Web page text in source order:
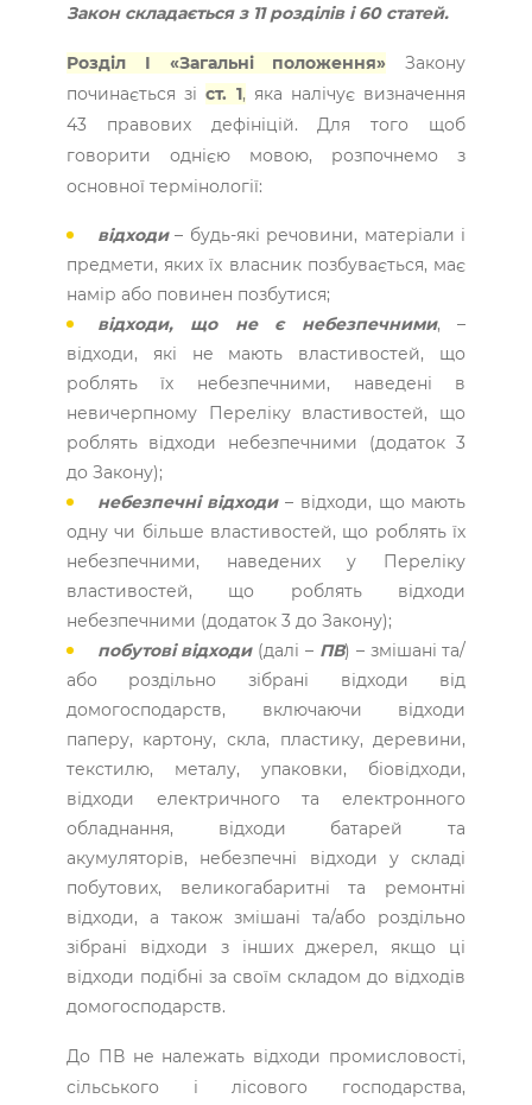
Закон складається з 11 розділів і 60 статей.
Розділ І «Загальні положення» Закону
починається зіст. 1, яка налічує визначення
43 правових дефініцій. Для того щоб
говорити однією мовою, розпочнемо з
основної термінології:
відходи– будь-які речовини, матеріали і
предмети, яких їх власник позбувається, має
намір або повинен позбутися;
відходи, що не є небезпечними, –
відходи, які не мають властивостей, що
роблять їх небезпечними, наведені в
невичерпному Переліку властивостей, що
роблять відходи небезпечними (додаток 3
до Закону);
небезпечні відходи– відходи, що мають
одну чи більше властивостей, що роблять їх
небезпечними, наведених у Переліку
властивостей, що роблять відходи
небезпечними (додаток 3 до Закону);
побутові відходи(далі – ПВ) – змішані та/
або роздільно зібрані відходи від
домогосподарств, включаючи відходи
паперу, картону, скла, пластику, деревини,
текстилю, металу, упаковки, біовідходи,
відходи електричного та електронного
обладнання, відходи батарей та
акумуляторів, небезпечні відходи у складі
побутових, великогабаритні та ремонтні
відходи, а також змішані та/або роздільно
зібрані відходи з інших джерел, якщо ці
відходи подібні за своїм складом до відходів
домогосподарств.
До ПВ не належать відходи промисловості,
сільського і лісового господарства,